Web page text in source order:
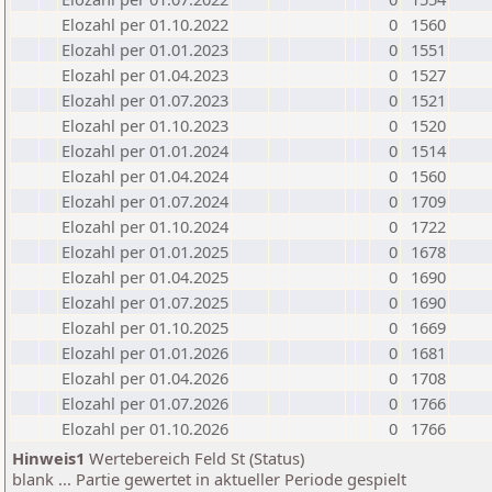
Elozahl per 01.10.2022
0
1560
Elozahl per 01.01.2023
0
1551
Elozahl per 01.04.2023
0
1527
Elozahl per 01.07.2023
0
1521
Elozahl per 01.10.2023
0
1520
Elozahl per 01.01.2024
0
1514
Elozahl per 01.04.2024
0
1560
Elozahl per 01.07.2024
0
1709
Elozahl per 01.10.2024
0
1722
Elozahl per 01.01.2025
0
1678
Elozahl per 01.04.2025
0
1690
Elozahl per 01.07.2025
0
1690
Elozahl per 01.10.2025
0
1669
Elozahl per 01.01.2026
0
1681
Elozahl per 01.04.2026
0
1708
Elozahl per 01.07.2026
0
1766
Elozahl per 01.10.2026
0
1766
Hinweis1 Wertebereich Feld St (Status)
blank ... Partie gewertet in aktueller Periode gespielt